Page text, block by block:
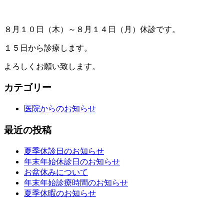
８月１０日（木）～８月１４日（月）休診です。
１５日から診療します。
よろしくお願い致します。
カテゴリー
医院からのお知らせ
最近の投稿
夏季休診日のお知らせ
年末年始休診日のお知らせ
お盆休みについて
年末年始診療時間のお知らせ
夏季休暇のお知らせ